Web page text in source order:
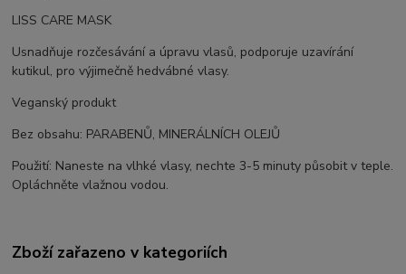
LISS CARE MASK
Usnadňuje rozčesávání a úpravu vlasů, podporuje uzavírání
kutikul, pro výjimečně hedvábné vlasy.
Veganský produkt
Bez obsahu: PARABENŮ, MINERÁLNÍCH OLEJŮ
Použití: Naneste na vlhké vlasy, nechte 3-5 minuty působit v teple.
Opláchněte vlažnou vodou.
Zboží zařazeno v kategoriích